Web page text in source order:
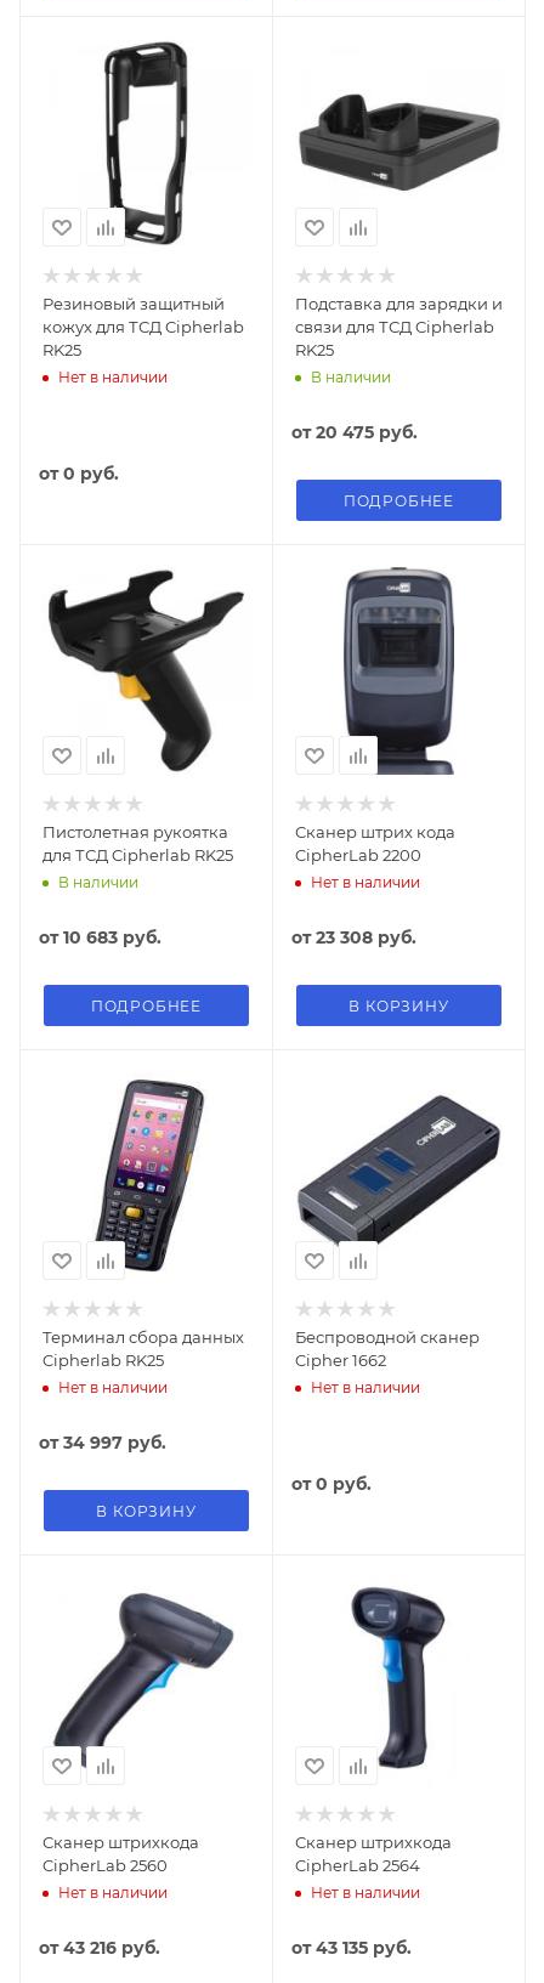
Резиновый защитный
кожух для ТСД Cipherlab
RK25
Нет в наличии
от0 руб.
Подставка для зарядки и
связи для ТСД Cipherlab
RK25
В наличии
от20 475 руб.
ПОДРОБНЕЕ
Пистолетная рукоятка
для ТСД Cipherlab RK25
В наличии
от10 683 руб.
ПОДРОБНЕЕ
Сканер штрих кода
CipherLab 2200
Нет в наличии
от23 308 руб.
В КОРЗИНУ
Терминал сбора данных
Cipherlab RK25
Нет в наличии
от34 997 руб.
В КОРЗИНУ
Беспроводной сканер
Cipher 1662
Нет в наличии
от0 руб.
Сканер штрихкода
CipherLab 2560
Нет в наличии
от43 216 руб.
Сканер штрихкода
CipherLab 2564
Нет в наличии
от43 135 руб.